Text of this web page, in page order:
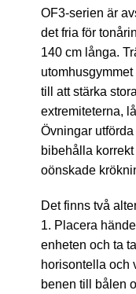
OF3-serien är
det fria för
140 cm långa.
till att stärka
extremiteterna,
Övningar
bibehålla
oönskade
Det finns två
1. Placera
enheten och ta
horisontella och
benen till bålen